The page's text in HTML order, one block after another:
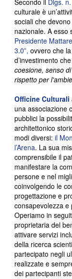
Secondo il Dlgs.
culturale è
sociali che
nazionale. A esso
Presidente
3.0”, ovvero che
d’investimento
coesione, senso
rispetto per
Officine Culturali
una associazione
pubblici la
architettonico
modi diversi: il
l’Arena. La sua
comprensibile il
manifestare la
persone e nel
coinvolgendo le
progettazione e
consapevolezza e
Operiamo in
proprietaria del
attivare servizi
della ricerca
partecipato negli
realizzate e
dei partecipanti